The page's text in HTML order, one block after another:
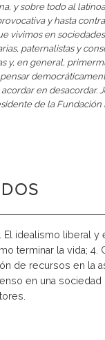
y sobre todo al
y hasta
vivimos en
paternalistas y
y, en general,
en desacordar.
de la Fundación
El idealismo liberal
terminar la vida; 4.
de recursos en la
en una sociedad